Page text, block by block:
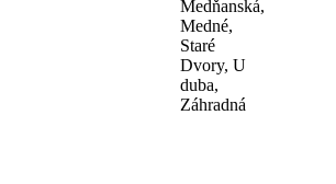
Medňanská,
Medné,
Staré
Dvory, U
duba,
Záhradná